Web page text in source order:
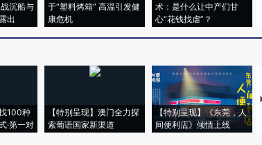
沉船与
出
于“塑料烤箱” 高温引发健
康危机
术：是什么让中产们甘
心“花钱找虐”？
100种
·第一对
【特别呈现】澳门全力探
索葡语国家新渠道
【特别呈现】《东莞，人
间便利店》倾情上线